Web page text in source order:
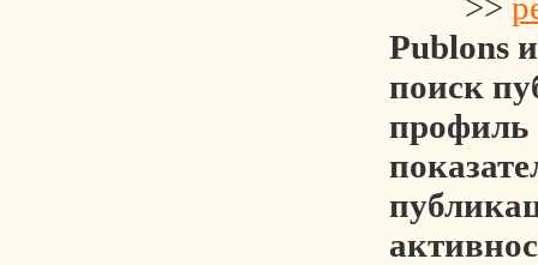
Publons
поиск
профиль